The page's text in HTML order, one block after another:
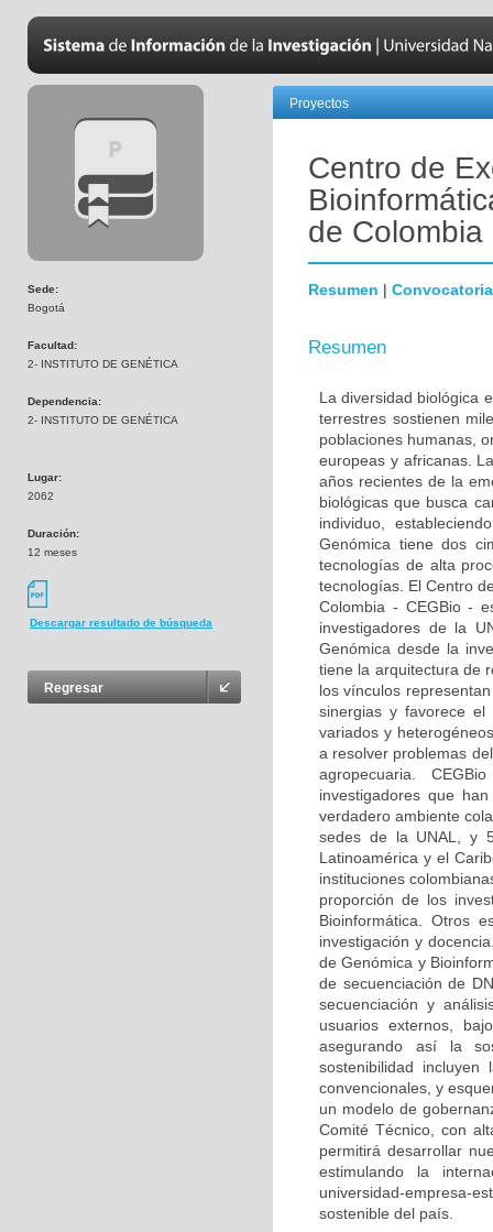
Sede:
Bogotá
Facultad:
2- INSTITUTO DE GENÉTICA
Dependencia:
2- INSTITUTO DE GENÉTICA
Lugar:
2062
Duración:
12 meses
Descargar resultado de búsqueda
Regresar
Proyectos
Centro de
de Colombia
Resumen | Convocatoria
Resumen
La diversidad biológica
terrestres sostienen
poblaciones humanas,
europeas y africanas.
años recientes de la
biológicas que busca
individuo,
Genómica tiene dos
tecnologías de alta
tecnologías. El Centro
Colombia - CEGBio -
investigadores de la
Genómica desde la
tiene la arquitectura de
los vínculos
sinergias y favorece el
variados y
a resolver problemas
agropecuaria.
investigadores que
verdadero ambiente
sedes de la UNAL, y
Latinoamérica y el
instituciones
proporción de los
Bioinformática. Otros
investigación y
de Genómica y
de secuenciación de
secuenciación y
usuarios externos,
asegurando así la
sostenibilidad
convencionales, y
un modelo de
Comité Técnico, con
permitirá desarrollar
estimulando la
universidad-empresa-
sostenible del país.